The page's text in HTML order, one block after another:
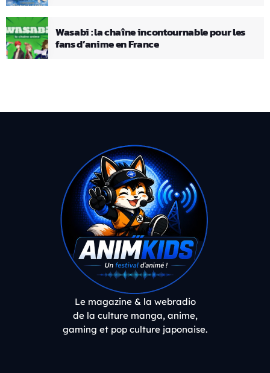
Wasabi : la chaîne incontournable pour les
fans d’anime en France
Le magazine & la webradio
de la culture manga, anime,
gaming et pop culture japonaise.